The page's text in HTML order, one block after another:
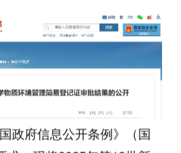
政府信息公开条例》（国